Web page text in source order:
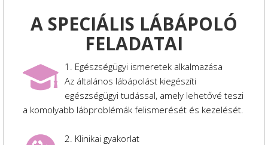
A SPECIÁLIS LÁBÁPOLÓ
FELADATAI
1. Egészségügyi ismeretek alkalmazása
Az általános lábápolást kiegészíti
egészségügyi tudással, amely lehetővé teszi
a komolyabb lábproblémák felismerését és kezelését.
2. Klinikai gyakorlat